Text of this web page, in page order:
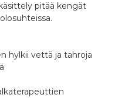
pitää kengät
hylkii vettä ja tahroja